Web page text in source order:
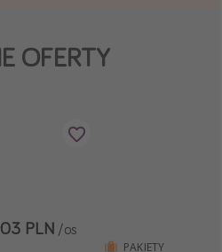
OFERTY
PLN /os
PAKIETY